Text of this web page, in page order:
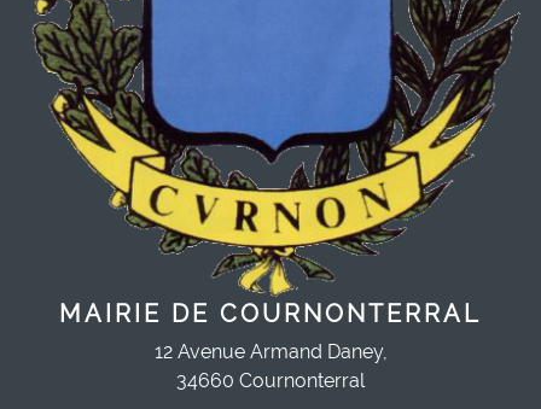
MAIRIE DE COURNONTERRAL
12 Avenue Armand Daney,
34660 Cournonterral